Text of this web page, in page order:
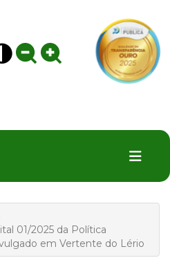
01/2025 da Política
em Vertente do Lério